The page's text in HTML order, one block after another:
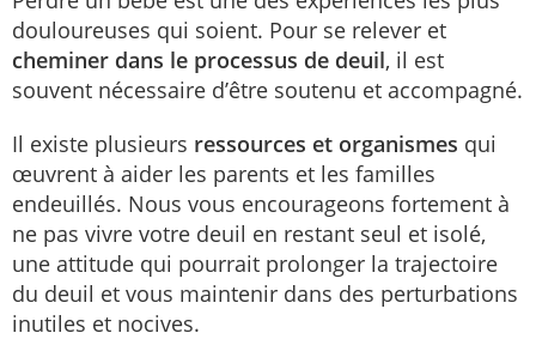
douloureuses qui soient. Pour se relever et
cheminer dans le processus de deuil, il est
souvent nécessaire d’être soutenu et accompagné.
Il existe plusieurs ressources et organismes qui
œuvrent à aider les parents et les familles
endeuillés. Nous vous encourageons fortement à
ne pas vivre votre deuil en restant seul et isolé,
une attitude qui pourrait prolonger la trajectoire
du deuil et vous maintenir dans des perturbations
inutiles et nocives.